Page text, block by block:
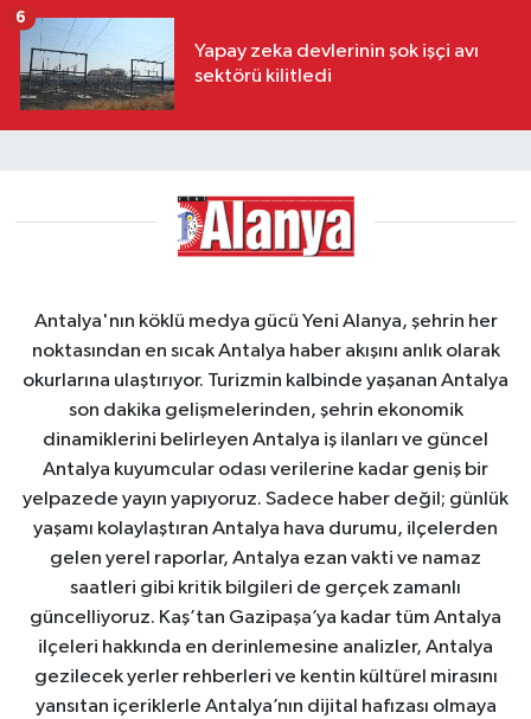
Yapay zeka devlerinin şok işçi avı
sektörü kilitledi
6
Antalya'nın köklü medya gücü Yeni Alanya, şehrin her
noktasından en sıcak Antalya haber akışını anlık olarak
okurlarına ulaştırıyor. Turizmin kalbinde yaşanan Antalya
son dakika gelişmelerinden, şehrin ekonomik
dinamiklerini belirleyen Antalya iş ilanları ve güncel
Antalya kuyumcular odası verilerine kadar geniş bir
yelpazede yayın yapıyoruz. Sadece haber değil; günlük
yaşamı kolaylaştıran Antalya hava durumu, ilçelerden
gelen yerel raporlar, Antalya ezan vakti ve namaz
saatleri gibi kritik bilgileri de gerçek zamanlı
güncelliyoruz. Kaş’tan Gazipaşa’ya kadar tüm Antalya
ilçeleri hakkında en derinlemesine analizler, Antalya
gezilecek yerler rehberleri ve kentin kültürel mirasını
yansıtan içeriklerle Antalya’nın dijital hafızası olmaya